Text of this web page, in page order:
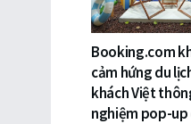
Booking.com
cảm hứng du
khách Việt
nghiệm pop-up